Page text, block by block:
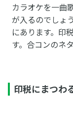
カラオケを一曲
が入るのでしょ
にあります。印
す。合コンのネ
印税にまつわ